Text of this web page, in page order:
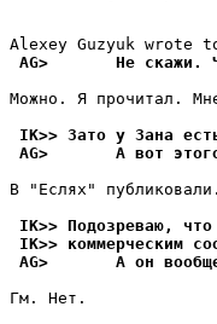
AG>       Не скажи.
Можно. Я пpочитал.
IK>> Зато у Зана
AG>       А вот
В "Еслях" публиковали.
IK>> Подозреваю,
IK>> коммерческим
AG>       А он
Гм. Hет.